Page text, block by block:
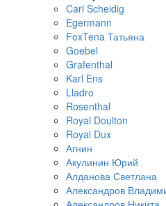
Carl Scheidig
Egermann
FoxTena Татьяна
Goebel
Grafenthal
Karl Ens
Lladro
Rosenthal
Royal Doulton
Royal Dux
Агнин
Акулинин Юрий
Алданова Светлана
Александров